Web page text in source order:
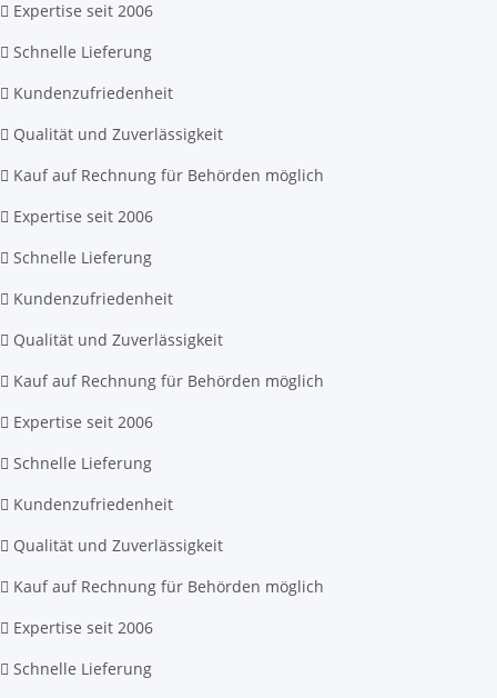
Expertise seit 2006
Schnelle Lieferung
Kundenzufriedenheit
Qualität und Zuverlässigkeit
Kauf auf Rechnung für Behörden möglich
Expertise seit 2006
Schnelle Lieferung
Kundenzufriedenheit
Qualität und Zuverlässigkeit
Kauf auf Rechnung für Behörden möglich
Expertise seit 2006
Schnelle Lieferung
Kundenzufriedenheit
Qualität und Zuverlässigkeit
Kauf auf Rechnung für Behörden möglich
Expertise seit 2006
Schnelle Lieferung